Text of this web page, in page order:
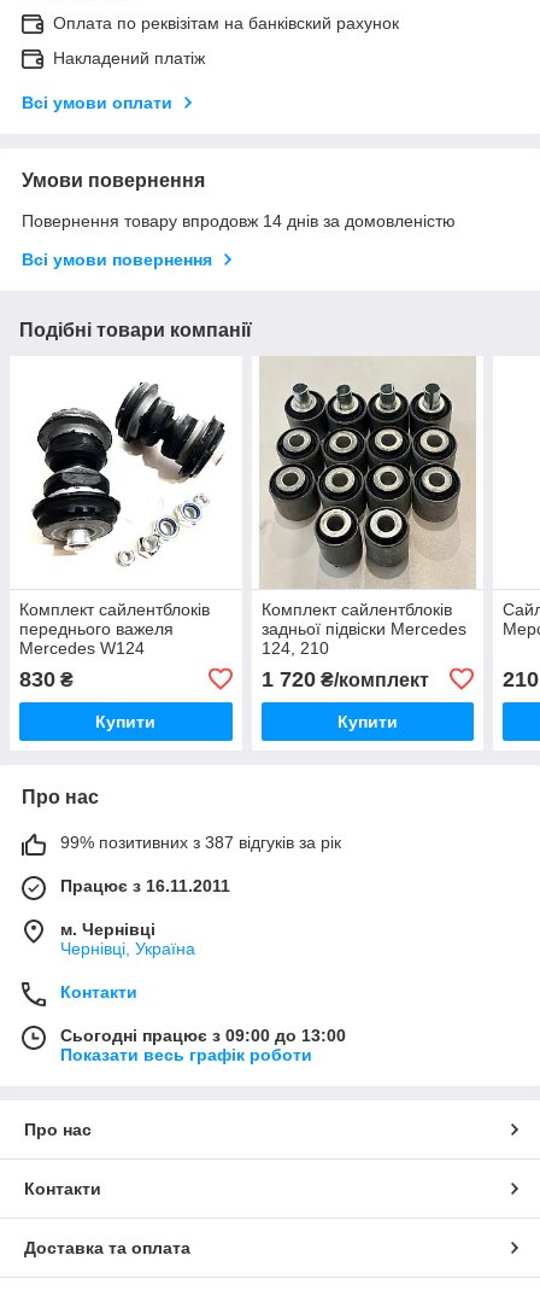
Оплата по реквізітам на банківский рахунок
Накладений платіж
Всі умови оплати
Умови повернення
Повернення товару впродовж 14 днів за домовленістю
Всі умови повернення
Подібні товари компанії
Комплект сайлентблоків
переднього важеля
Mercedes W124
830 ₴
Купити
Комплект сайлентблоків
задньої підвіски Mercedes
124, 210
1 720₴/комплект
Купити
210
Про нас
99% позитивних з 387 відгуків за рік
Працює з 16.11.2011
м. Чернівці
Чернівці, Україна
Контакти
Сьогодні працює з 09:00 до 13:00
Показати весь графік роботи
Про нас
Контакти
Доставка та оплата